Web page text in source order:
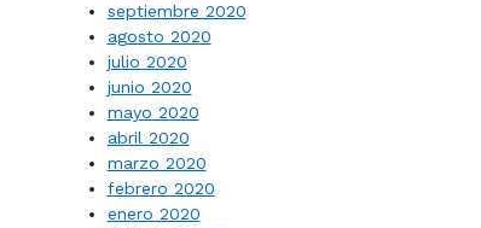
septiembre 2020
agosto 2020
julio 2020
junio 2020
mayo 2020
abril 2020
marzo 2020
febrero 2020
enero 2020